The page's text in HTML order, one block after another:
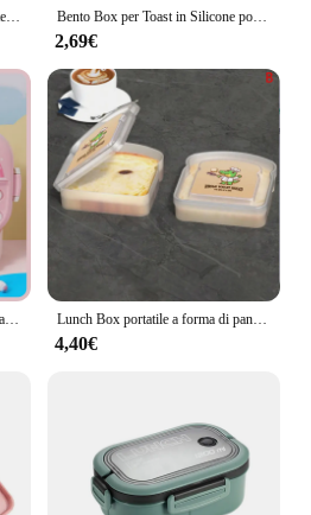
Borsa termica per il pranzo borsa termica per l'isolamento della maniglia per le donne borsa per il pranzo per bambini borsa termica per alimenti portatile da viaggio per Picnic Bento Box per Toast in Silicone portatile con manico contenitore per alimenti per il pranzo ecologico Picnic per microonde, Lunch Box per studenti
2,69€
Bento Lunch Box per bambini ragazze Cartoon studenti Kawaii Cute Pony riscaldato 3 Grid Sandwich Snack Food Box mensa speciale Lunch Box portatile a forma di pane tostato con coperchio Panino Cucina Picnic all'aperto Bento di grande capacità
4,40€